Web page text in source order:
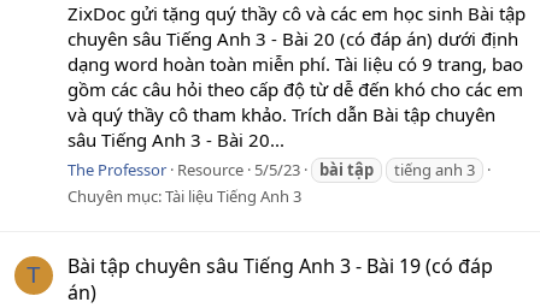
ZixDoc gửi tặng quý thầy cô và các em học sinh Bài tập
chuyên sâu Tiếng Anh 3 - Bài 20 (có đáp án) dưới định
dạng word hoàn toàn miễn phí. Tài liệu có 9 trang, bao
gồm các câu hỏi theo cấp độ từ dễ đến khó cho các em
và quý thầy cô tham khảo. Trích dẫn Bài tập chuyên
sâu Tiếng Anh 3 - Bài 20...
The Professor Resource 5/5/23 bài tập
tiếng anh 3
Chuyên mục:Tài liệu Tiếng Anh 3
T
Bài tập chuyên sâu Tiếng Anh 3 - Bài 19 (có đáp
án)